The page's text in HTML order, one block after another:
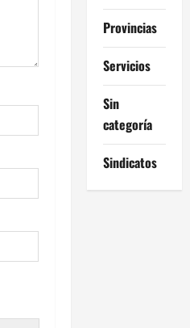
Provincias
Servicios
Sin
categoría
Sindicatos